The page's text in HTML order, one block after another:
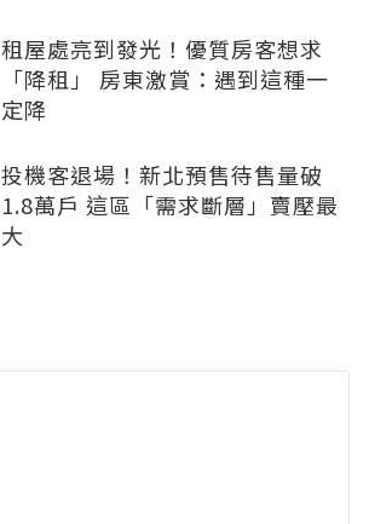
租屋處亮到發光！優質房客想求
「降租」 房東激賞：遇到這種一
定降
投機客退場！新北預售待售量破
1.8萬戶 這區「需求斷層」賣壓最
大